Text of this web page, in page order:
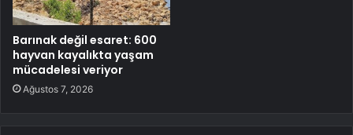
Barınak değil esaret: 600
hayvan kayalıkta yaşam
mücadelesi veriyor
Ağustos 7, 2026